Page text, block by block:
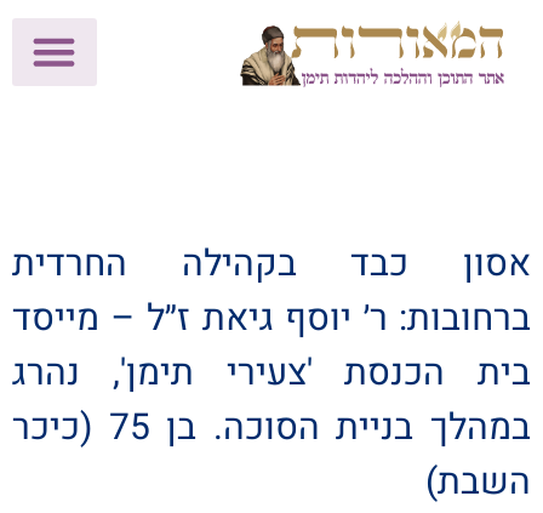
אסון כבד בקהילה החרדית
ברחובות: ר׳ יוסף גיאת ז״ל – מייסד
בית הכנסת 'צעירי תימן', נהרג
במהלך בניית הסוכה. בן 75 (כיכר
השבת)